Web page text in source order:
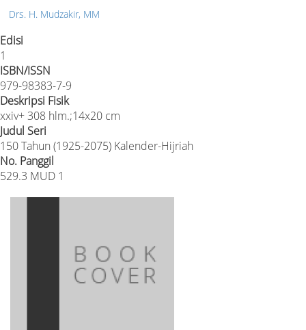
Drs. H. Mudzakir, MM
Edisi
1
ISBN/ISSN
979-98383-7-9
Deskripsi Fisik
xxiv+ 308 hlm.;14x20 cm
Judul Seri
150 Tahun (1925-2075) Kalender-Hijriah
No. Panggil
529.3 MUD 1